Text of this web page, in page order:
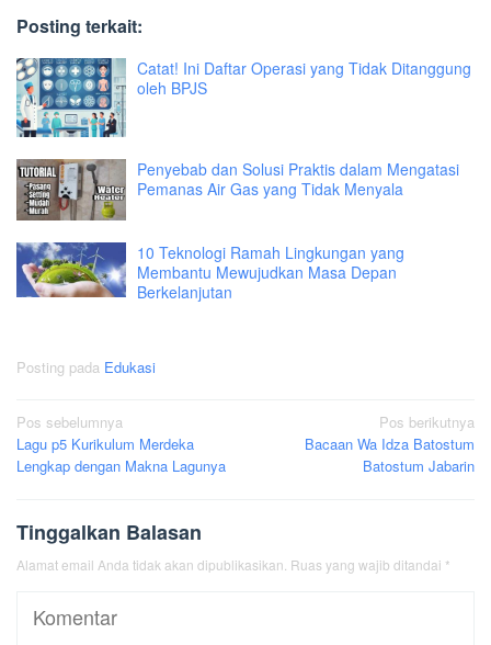
Posting terkait:
Catat! Ini Daftar Operasi yang Tidak Ditanggung
oleh BPJS
Penyebab dan Solusi Praktis dalam Mengatasi
Pemanas Air Gas yang Tidak Menyala
10 Teknologi Ramah Lingkungan yang
Membantu Mewujudkan Masa Depan
Berkelanjutan
Posting pada Edukasi
Navigasi
pos
Pos sebelumnya
Lagu p5 Kurikulum Merdeka
Lengkap dengan Makna Lagunya
Pos berikutnya
Bacaan Wa Idza Batostum
Batostum Jabarin
Tinggalkan Balasan
Alamat email Anda tidak akan dipublikasikan. Ruas yang wajib ditandai *